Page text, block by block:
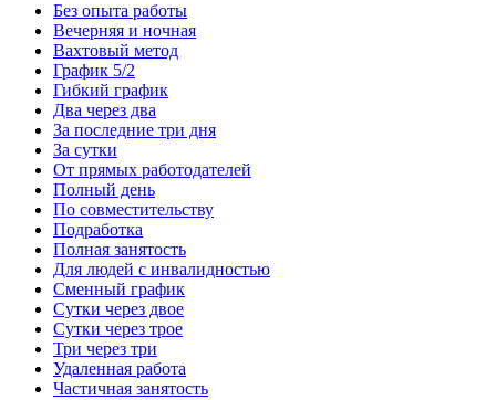
Без опыта работы
Вечерняя и ночная
Вахтовый метод
График 5/2
Гибкий график
Два через два
За последние три дня
За сутки
От прямых работодателей
Полный день
По совместительству
Подработка
Полная занятость
Для людей с инвалидностью
Сменный график
Сутки через двое
Сутки через трое
Три через три
Удаленная работа
Частичная занятость